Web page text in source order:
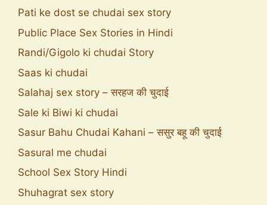
Pati ke dost se chudai sex story
Public Place Sex Stories in Hindi
Randi/Gigolo ki chudai Story
Saas ki chudai
Salahaj sex story – सरहज की चुदाई
Sale ki Biwi ki chudai
Sasur Bahu Chudai Kahani – ससुर बहू की चुदाई
Sasural me chudai
School Sex Story Hindi
Shuhagrat sex story